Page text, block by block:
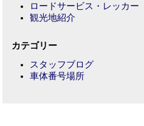
ロードサービス・レッカー
観光地紹介
カテゴリー
スタッフブログ
車体番号場所